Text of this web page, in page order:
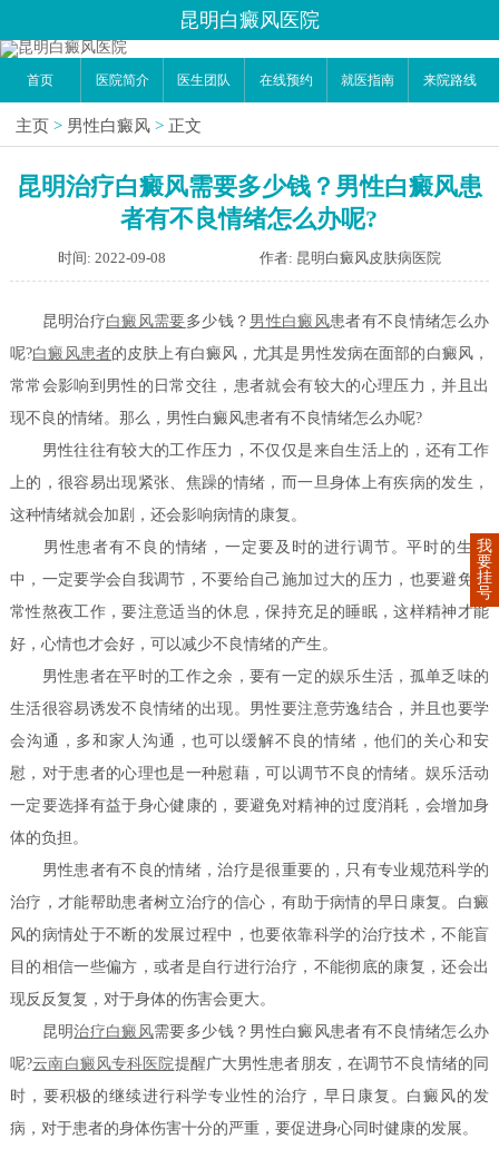
昆明白癜风医院
首页 医院简介 医生团队 在线预约 就医指南 来院路线
主页 > 男性白癜风 > 正文
昆明治疗白癜风需要多少钱？男性白癜风患
者有不良情绪怎么办呢?
时间: 2022-09-08 作者: 昆明白癜风皮肤病医院
昆明治疗白癜风需要多少钱？ 男性白癜风患者有不良情绪怎么办
呢?白癜风患者的皮肤上有白癜风，尤其是男性发病在面部的白癜风，
常常会影响到男性的日常交往，患者就会有较大的心理压力，并且出
现不良的情绪。那么，男性白癜风患者有不良情绪怎么办呢?
男性往往有较大的工作压力，不仅仅是来自生活上的，还有工作
上的，很容易出现紧张、焦躁的情绪，而一旦身体上有疾病的发生，
这种情绪就会加剧，还会影响病情的康复。
男性患者有不良的情绪，一定要及时的进行调节。平时的生活
中，一定要学会自我调节，不要给自己施加过大的压力，也要避免经
常性熬夜工作，要注意适当的休息，保持充足的睡眠，这样精神才能
好，心情也才会好，可以减少不良情绪的产生。
男性患者在平时的工作之余，要有一定的娱乐生活，孤单乏味的
生活很容易诱发不良情绪的出现。男性要注意劳逸结合，并且也要学
会沟通，多和家人沟通，也可以缓解不良的情绪，他们的关心和安
慰，对于患者的心理也是一种慰藉，可以调节不良的情绪。娱乐活动
一定要选择有益于身心健康的，要避免对精神的过度消耗，会增加身
体的负担。
男性患者有不良的情绪，治疗是很重要的，只有专业规范科学的
治疗，才能帮助患者树立治疗的信心，有助于病情的早日康复。白癜
风的病情处于不断的发展过程中，也要依靠科学的治疗技术，不能盲
目的相信一些偏方，或者是自行进行治疗，不能彻底的康复，还会出
现反反复复，对于身体的伤害会更大。
昆明治疗白癜风需要多少钱？男性白癜风患者有不良情绪怎么办
呢?云南白癜风专科医院提醒广大男性患者朋友，在调节不良情绪的同
时，要积极的继续进行科学专业性的治疗，早日康复。白癜风的发
病，对于患者的身体伤害十分的严重，要促进身心同时健康的发展。
我
要
挂
号